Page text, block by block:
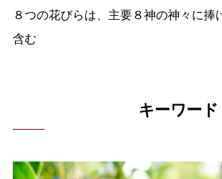
８つの花びらは、主要８神の神々に捧
含む
キーワード